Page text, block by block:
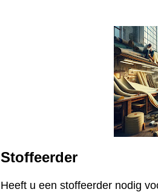
Stoffeerder
Heeft u een stoffeerder nodig